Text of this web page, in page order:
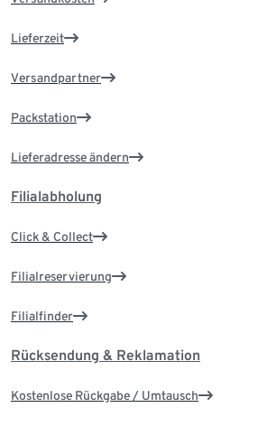
Lieferzeit
Versandpartner
Packstation
Lieferadresse ändern
Filialabholung
Click & Collect
Filialreservierung
Filialfinder
Rücksendung & Reklamation
Kostenlose Rückgabe / Umtausch